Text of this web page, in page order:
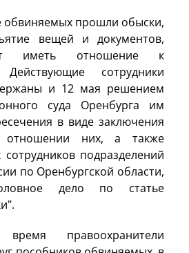
обвиняемых прошли обыски,
вещей и документов,
иметь отношение к
Действующие сотрудники
и 12 мая решением
суда Оренбурга им
в виде заключения
них, а также
сотрудников подразделений
по Оренбургской области,
дело по статье
правоохранители